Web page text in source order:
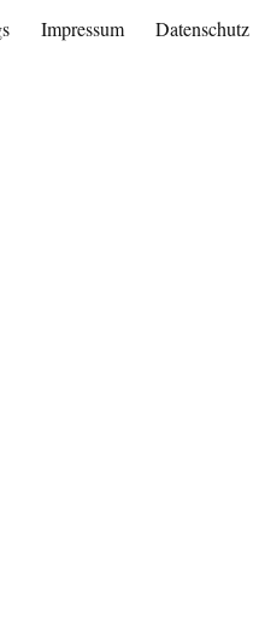
Impressum Datenschutz